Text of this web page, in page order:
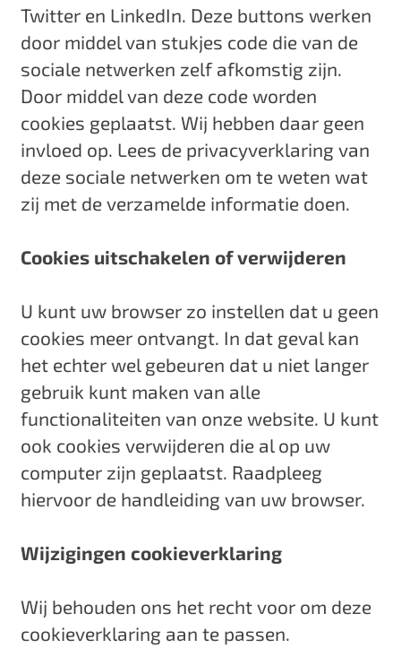
Twitter en LinkedIn. Deze buttons werken
door middel van stukjes code die van de
sociale netwerken zelf afkomstig zijn.
Door middel van deze code worden
cookies geplaatst. Wij hebben daar geen
invloed op. Lees de privacyverklaring van
deze sociale netwerken om te weten wat
zij met de verzamelde informatie doen.
Cookies uitschakelen of verwijderen
U kunt uw browser zo instellen dat u geen
cookies meer ontvangt. In dat geval kan
het echter wel gebeuren dat u niet langer
gebruik kunt maken van alle
functionaliteiten van onze website. U kunt
ook cookies verwijderen die al op uw
computer zijn geplaatst. Raadpleeg
hiervoor de handleiding van uw browser.
Wijzigingen cookieverklaring
Wij behouden ons het recht voor om deze
cookieverklaring aan te passen.